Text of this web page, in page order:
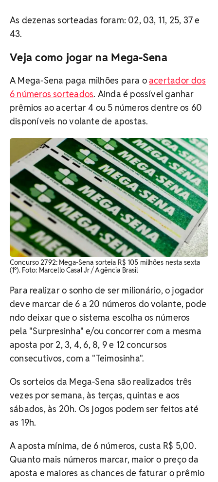
As dezenas sorteadas foram: 02, 03, 11, 25, 37 e
43.
Veja como jogar na Mega-Sena
A Mega-Sena paga milhões para oacertador dos
6 números sorteados. Ainda é possível ganhar
prêmios ao acertar 4 ou 5 números dentre os 60
disponíveis no volante de a​postas.
Concurso 2792: Mega-Sena sorteia R$ 105 milhões nesta sexta
(1º). Foto: Marcello Casal Jr / Agência Brasil
Para realizar o sonho de ser milionário, o jogador
deve marcar de 6 a 20 números do volante, pode​
ndo deixar que o sistema escolha os números
pela "Surpresinha" e/ou concorrer com a mesma
aposta por 2, 3, 4, 6, 8, 9 e 12 concursos
consecutivos, com a "Teimosinha".
Os sorteios da Mega-Sena são realizados três
vezes por semana, às terças, quintas e aos
sábados, às 20h.​ Os jogos podem ser feitos até
as 19h.
A aposta mínima, de 6 números, custa R$ 5,00.
Quanto mais números marcar, maior o preço da
aposta e maiores as chances de faturar o prêmio